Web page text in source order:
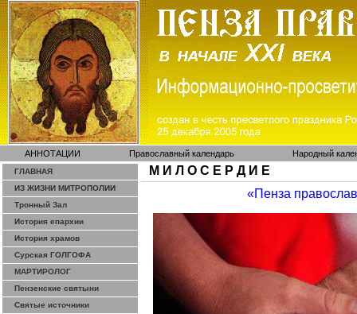
АННОТАЦИИ Православный календарь Народный
ГЛАВНАЯ
ИЗ ЖИЗНИ МИТРОПОЛИИ
Тронный Зал
История епархии
История храмов
Сурская ГОЛГОФА
МАРТИРОЛОГ
Пензенские святыни
Святые источники
М И Л О С Е Р Д И Е
«Пенза